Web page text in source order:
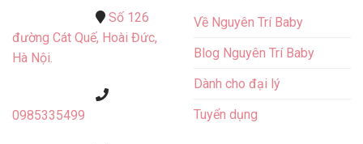
Số 126
đường Cát Quế, Hoài Đức,
Hà Nội.
0985335499
Về Nguyên Trí Baby
Blog Nguyên Trí Baby
Dành cho đại lý
Tuyển dụng